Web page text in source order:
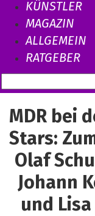
KÜNSTLER
MAGAZIN
ALLGEMEIN
RATGEBER
MDR bei
Stars:
Olaf
Johann
und